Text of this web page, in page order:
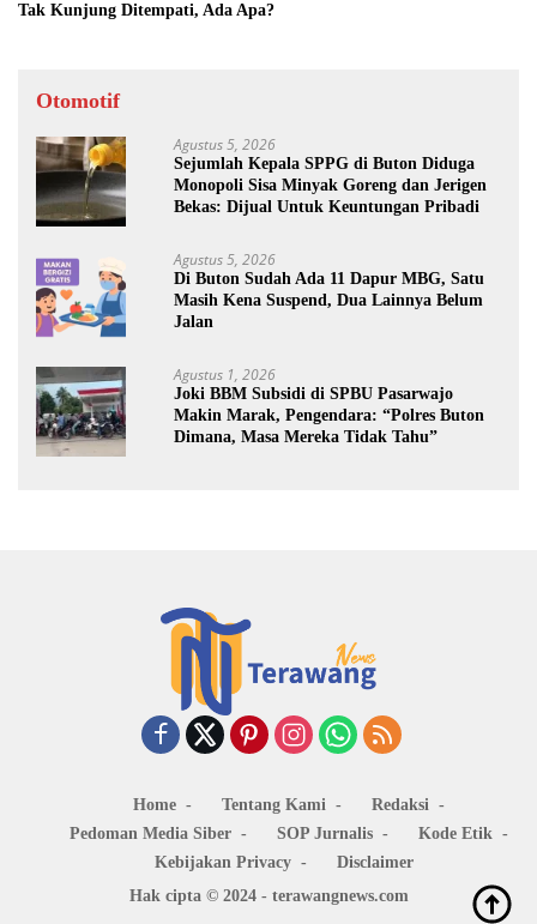
Tak Kunjung Ditempati, Ada Apa?
Otomotif
Agustus 5, 2026
Sejumlah Kepala SPPG di Buton Diduga
Monopoli Sisa Minyak Goreng dan Jerigen
Bekas: Dijual Untuk Keuntungan Pribadi
Agustus 5, 2026
Di Buton Sudah Ada 11 Dapur MBG, Satu
Masih Kena Suspend, Dua Lainnya Belum
Jalan
Agustus 1, 2026
Joki BBM Subsidi di SPBU Pasarwajo
Makin Marak, Pengendara: “Polres Buton
Dimana, Masa Mereka Tidak Tahu”
Home Tentang Kami
Redaksi
Pedoman Media Siber
SOP Jurnalis
Kode Etik
Kebijakan Privacy
Disclaimer
Hak cipta © 2024 - terawangnews.com